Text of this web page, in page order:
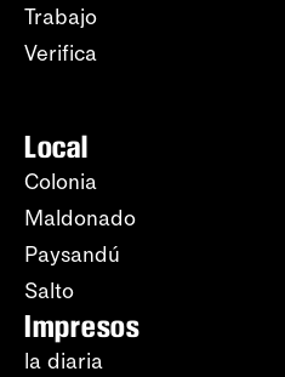
Trabajo
Verifica
Local
Colonia
Maldonado
Paysandú
Salto
Impresos
la diaria